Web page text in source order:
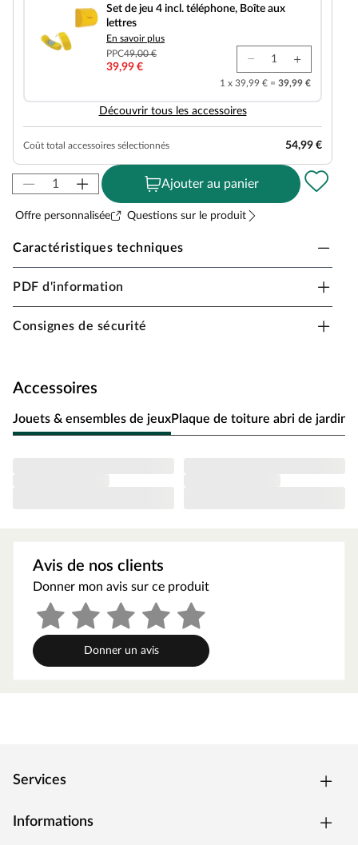
Set de jeu 4 incl. téléphone, Boîte aux
lettres
En savoir plus
PPC49,00 €
39,99 €
1 x 39,99 € = 39,99 €
Découvrir tous les accessoires
Coût total accessoires sélectionnés 54,99 €
Ajouter au panier
Offre personnalisée Questions sur le produit
Caractéristiques techniques
Matériel
Traitement de surface
Hauteur maximale (cm)
Woody L vert sauge / nat
Forme du toit
Nombre de montants 6
PDF d'information
Consignes de sécurité
Accessoires
Jouets & ensembles de jeuxPlaque de toiture abri de jardin
Avis de nos clients
Donner mon avis sur ce produit
Donner un avis
Services
Informations